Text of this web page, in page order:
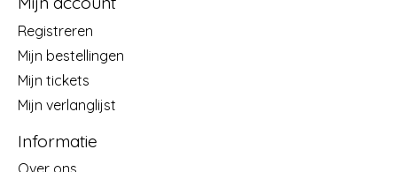
Registreren
Mijn bestellingen
Mijn tickets
Mijn verlanglijst
Informatie